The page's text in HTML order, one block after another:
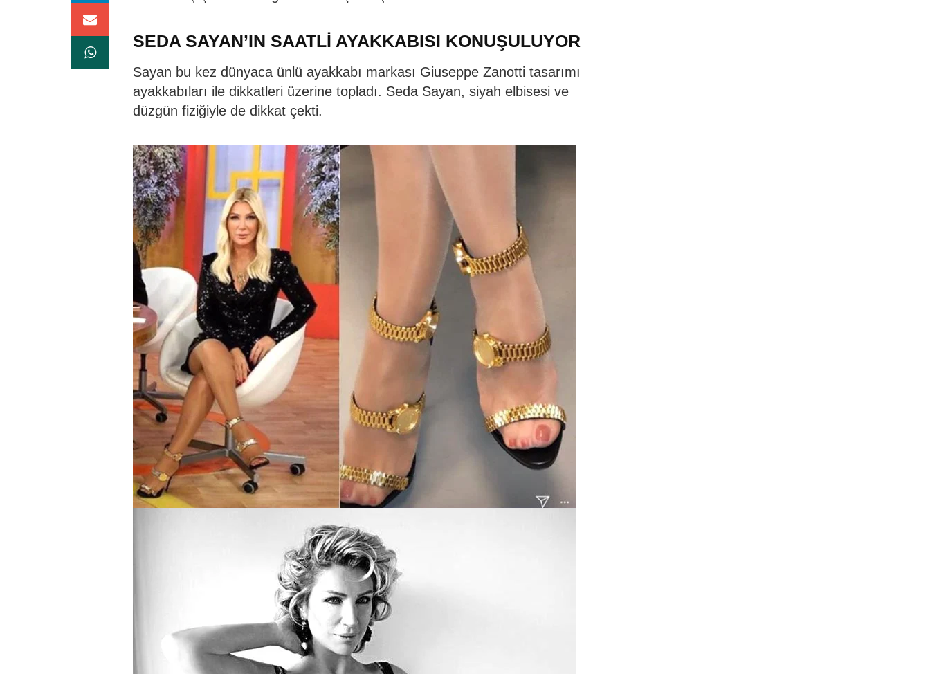
SEDA SAYAN’IN SAATLİ AYAKKABISI KONUŞULUYOR
Sayan bu kez dünyaca ünlü ayakkabı markası Giuseppe Zanotti tasarımı
ayakkabıları ile dikkatleri üzerine topladı. Seda Sayan, siyah elbisesi ve
düzgün fiziğiyle de dikkat çekti.